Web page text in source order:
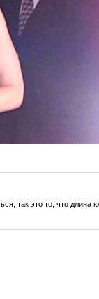
так это то, что